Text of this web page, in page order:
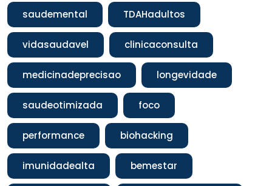
saudemental TDAHadultos
vidasaudavel clinicaconsulta
medicinadeprecisao longevidade
saudeotimizada foco
performance biohacking
imunidadealta bemestar